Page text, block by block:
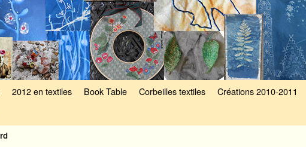
2012 en textiles Book Table Corbeilles textiles Créations 2010-2011